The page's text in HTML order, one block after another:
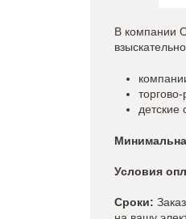
В компании
детские
Условия
Сроки: